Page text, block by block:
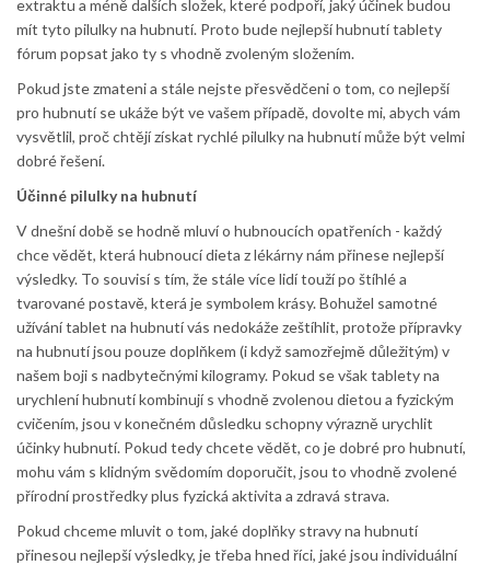
extraktu a méně dalších složek, které podpoří, jaký účinek budou
mít tyto pilulky na hubnutí. Proto bude nejlepší hubnutí tablety
fórum popsat jako ty s vhodně zvoleným složením.
Pokud jste zmateni a stále nejste přesvědčeni o tom, co nejlepší
pro hubnutí se ukáže být ve vašem případě, dovolte mi, abych vám
vysvětlil, proč chtějí získat rychlé pilulky na hubnutí může být velmi
dobré řešení.
Účinné pilulky na hubnutí
V dnešní době se hodně mluví o hubnoucích opatřeních - každý
chce vědět, která hubnoucí dieta z lékárny nám přinese nejlepší
výsledky. To souvisí s tím, že stále více lidí touží po štíhlé a
tvarované postavě, která je symbolem krásy. Bohužel samotné
užívání tablet na hubnutí vás nedokáže zeštíhlit, protože přípravky
na hubnutí jsou pouze doplňkem (i když samozřejmě důležitým) v
našem boji s nadbytečnými kilogramy. Pokud se však tablety na
urychlení hubnutí kombinují s vhodně zvolenou dietou a fyzickým
cvičením, jsou v konečném důsledku schopny výrazně urychlit
účinky hubnutí. Pokud tedy chcete vědět, co je dobré pro hubnutí,
mohu vám s klidným svědomím doporučit, jsou to vhodně zvolené
přírodní prostředky plus fyzická aktivita a zdravá strava.
Pokud chceme mluvit o tom, jaké doplňky stravy na hubnutí
přinesou nejlepší výsledky, je třeba hned říci, jaké jsou individuální